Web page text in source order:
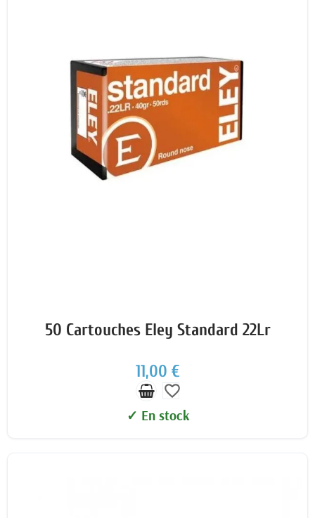
50 Cartouches Eley Standard 22Lr
11,00 €
favorite_border
✓ En stock